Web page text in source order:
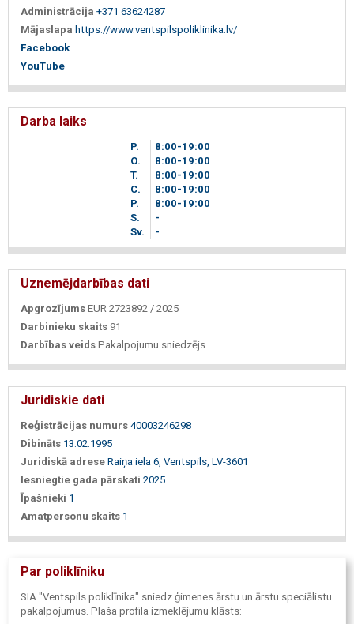
Administrācija +371 63624287
Mājaslapa https://www.ventspilspoliklinika.lv/
Facebook
YouTube
Darba laiks
P. 8 00-19 00
O.
8 00-19 00
T.
8 00-19 00
C.
8 00-19 00
P.
8 00-19 00
S.
-
Sv.
-
Uznemējdarbības dati
Apgrozījums EUR 2723892 / 2025
Darbinieku skaits 91
Darbības veids Pakalpojumu sniedzējs
Juridiskie dati
Reģistrācijas numurs 40003246298
Dibināts 13.02.1995
Juridiskā adrese Raiņa iela 6, Ventspils, LV-3601
Iesniegtie gada pārskati 2025
Īpašnieki 1
Amatpersonu skaits 1
Par poliklīniku
SIA "Ventspils poliklīnika" sniedz ģimenes ārstu un ārstu speciālistu
pakalpojumus. Plaša profila izmeklējumu klāsts: